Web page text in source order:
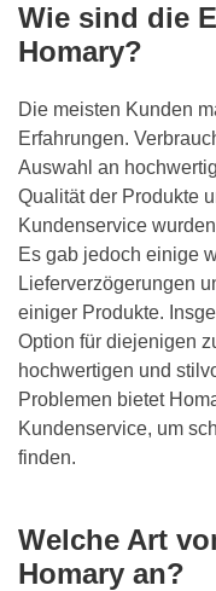
Wie sind die
Homary?
Die meisten Kunden
Erfahrungen.
Auswahl an
Qualität der Produkte
Kundenservice
Es gab jedoch einige
Lieferverzögerungen
einiger Produkte.
Option für diejenigen
hochwertigen und
Problemen bietet
Kundenservice, um
finden.
Welche Art
Homary an?